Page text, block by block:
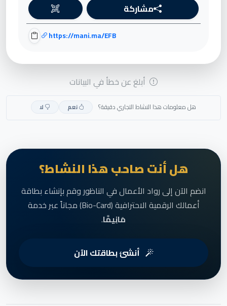
مشاركة
https://mani.ma/EFB
أبلغ عن خطأ في البيانات
هل معلومات هذا النشاط التجاري دقيقة؟ نعم لا
هل أنت صاحب هذا النشاط؟
انضم الآن إلى رواد الأعمال في الناظور وقم بإنشاء بطاقة
أعمالك الرقمية الاحترافية (Bio-Card) مجاناً عبر خدمة
مَانِيمَّا.
أنشئ بطاقتك الآن